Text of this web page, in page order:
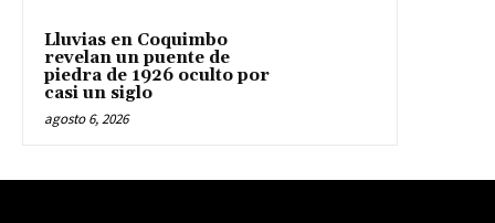
Lluvias en Coquimbo
revelan un puente de
piedra de 1926 oculto por
casi un siglo
agosto 6, 2026